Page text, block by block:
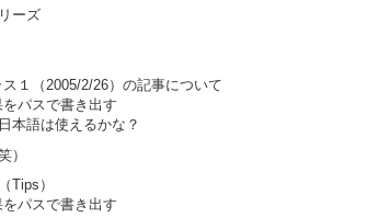
ーズ
１（2005/2/26）の記事について
パスで書き出す
本語は使えるかな？
）
Tips）
パスで書き出す